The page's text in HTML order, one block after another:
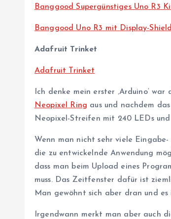
Banggood Supergünstiges Uno R3
Banggood Uno R3 mit Display-Shield
Adafruit Trinket
Adafruit Trinket
Ich denke mein erster ‚Arduino‘
Neopixel Ring aus und nachdem
Neopixel-Streifen mit 240 LEDs
Wenn man nicht sehr viele
die zu entwickelnde Anwendung
dass man beim Upload eines
muss. Das Zeitfenster dafür ist
Man gewöhnt sich aber dran und es
Irgendwann merkt man aber auch